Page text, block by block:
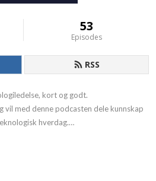
53
Episodes
RSS
kort og godt.
vil med denne podcasten dele kunnskap
hverdag.